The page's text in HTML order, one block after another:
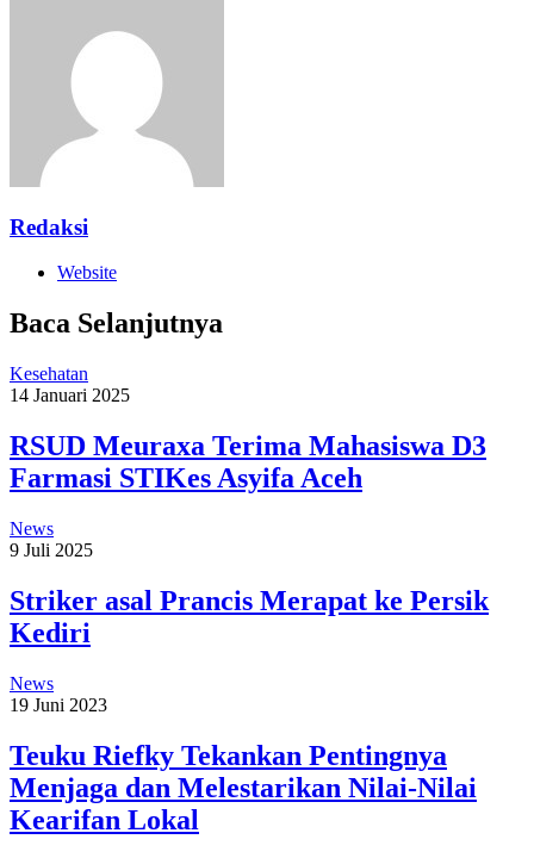
Redaksi
Website
Baca Selanjutnya
Kesehatan
14 Januari 2025
RSUD Meuraxa Terima Mahasiswa D3
Farmasi STIKes Asyifa Aceh
News
9 Juli 2025
Striker asal Prancis Merapat ke Persik
Kediri
News
19 Juni 2023
Teuku Riefky Tekankan Pentingnya
Menjaga dan Melestarikan Nilai-Nilai
Kearifan Lokal